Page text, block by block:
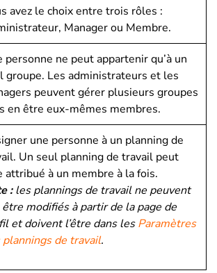
avez le choix entre trois rôles :
Manager ou Membre.
personne ne peut appartenir qu’à un
groupe. Les administrateurs et les
peuvent gérer plusieurs groupes
en être eux-mêmes membres.
une personne à un planning de
Un seul planning de travail peut
attribué à un membre à la fois.
: les plannings de travail ne peuvent
être modifiés à partir de la page de
et doivent l’être dans lesParamètres
plannings de travail.